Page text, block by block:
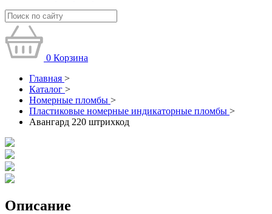
0 Корзина
Главная >
Каталог >
Номерные пломбы >
Пластиковые номерные индикаторные пломбы >
Авангард 220 штрихкод
Описание